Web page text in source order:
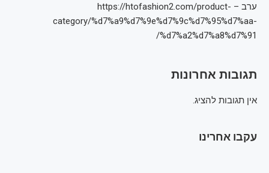
ערב – https://htofashion2.com/product-
category/%d7%a9%d7%9e%d7%9c%d7%95%d7%aa-
%d7%a2%d7%a8%d7%91/
תגובות אחרונות
אין תגובות להציג.
עקבו אחרינו